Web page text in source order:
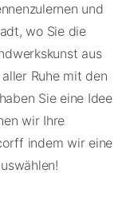
und
wo Sie die
aus
Ruhe mit den
Sie eine Idee
wir Ihre
indem wir eine